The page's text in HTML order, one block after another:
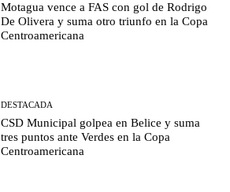
Motagua vence a FAS con gol de Rodrigo
De Olivera y suma otro triunfo en la Copa
Centroamericana
DESTACADA
CSD Municipal golpea en Belice y suma
tres puntos ante Verdes en la Copa
Centroamericana